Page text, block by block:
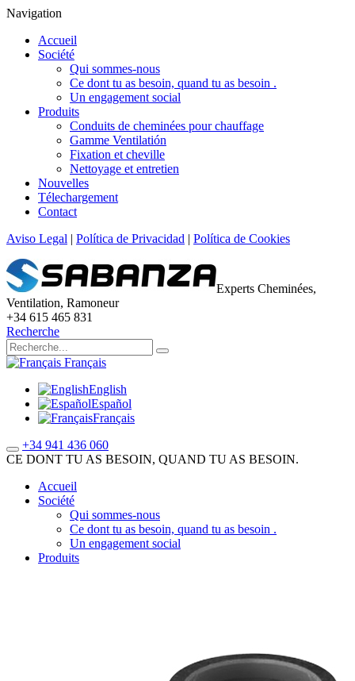
Navigation
Accueil
Société
Qui sommes-nous
Ce dont tu as besoin, quand tu as besoin .
Un engagement social
Produits
Conduits de cheminées pour chauffage
Gamme Ventilatión
Fixation et cheville
Nettoyage et entretien
Nouvelles
Télechargement
Contact
Aviso Legal | Política de Privacidad | Política de Cookies
Experts Cheminées,
Ventilation, Ramoneur
+34 615 465 831
Recherche
Français
English
Español
Français
+34 941 436 060
CE DONT TU AS BESOIN, QUAND TU AS BESOIN.
Accueil
Société
Qui sommes-nous
Ce dont tu as besoin, quand tu as besoin .
Un engagement social
Produits